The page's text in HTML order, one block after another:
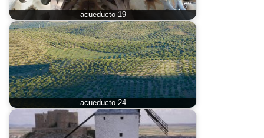
acueducto 19
acueducto 24